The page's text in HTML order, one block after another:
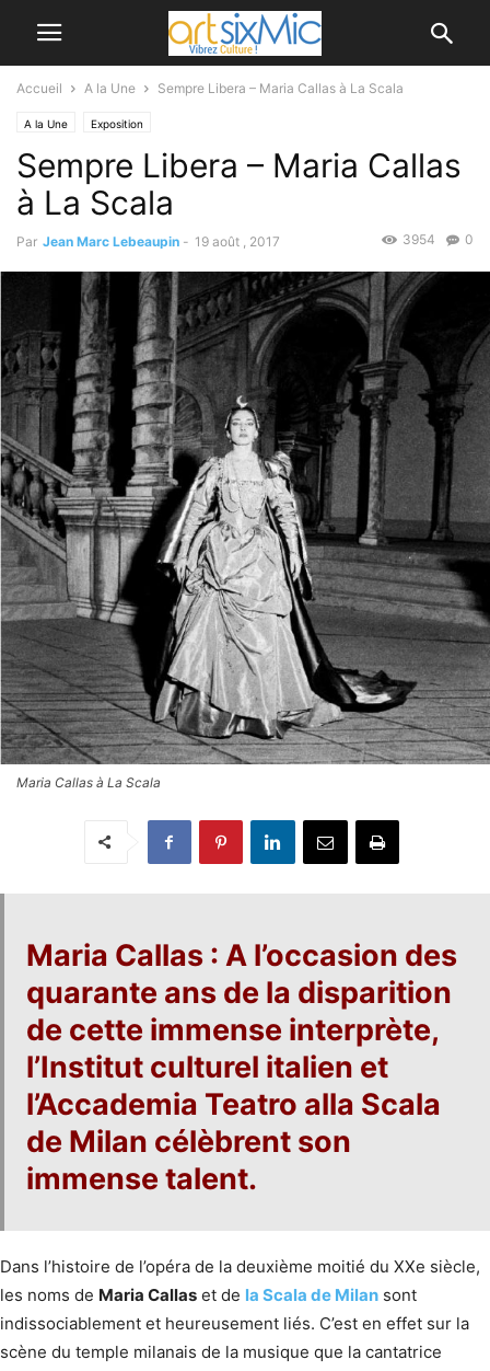
Accueil A la Une Sempre Libera – Maria Callas à La Scala
A la Une Exposition
Sempre Libera – Maria Callas
à La Scala
Par Jean Marc Lebeaupin - 19 août , 2017 0
3954
Maria Callas à La Scala
Maria Callas : A l’occasion des
quarante ans de la disparition
de cette immense interprète,
l’Institut culturel italien et
l’Accademia Teatro alla Scala
de Milan célèbrent son
immense talent.
Dans l’histoire de l’opéra de la deuxième moitié du XXe siècle,
les noms de Maria Callas et de la Scala de Milan sont
indissociablement et heureusement liés. C’est en effet sur la
scène du temple milanais de la musique que la cantatrice